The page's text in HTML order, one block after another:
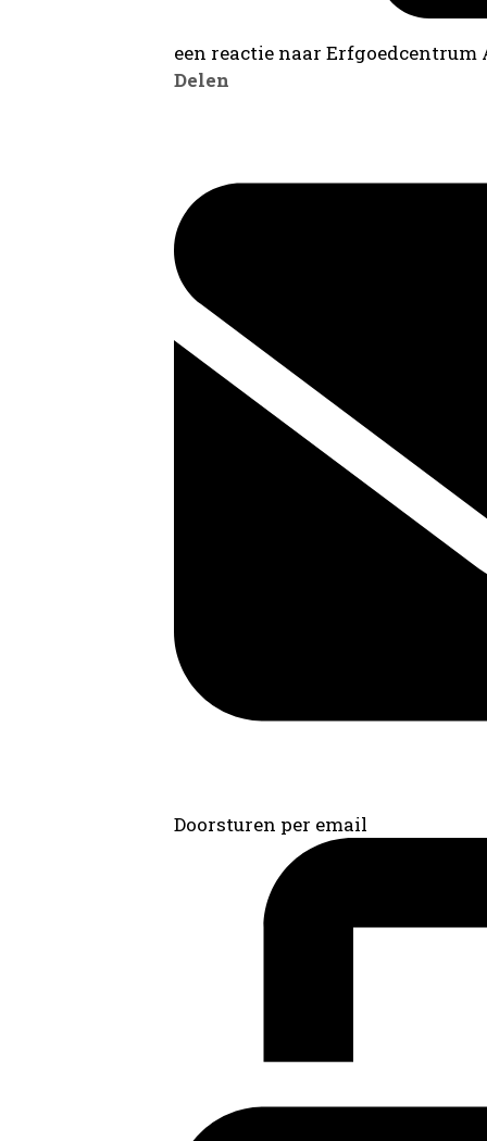
een reactie naar
Delen
Doorsturen per email